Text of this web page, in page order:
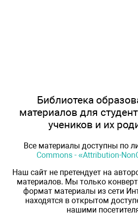
Библиотека
материалов для
учеников и их
Все материалы доступны по
Commons - «Attribution-
Наш сайт не претендует на
материалов. Мы только
формат материалы из сети
находятся в открытом
нашими